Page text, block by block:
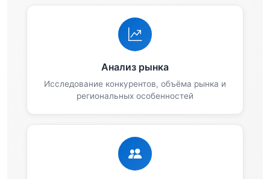
Анализ рынка
Исследование конкурентов, объёма рынка и
региональных особенностей